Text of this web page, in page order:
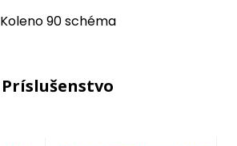
Koleno 90 schéma
Príslušenstvo